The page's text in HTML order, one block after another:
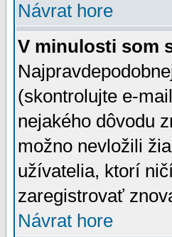
Návrat hore
V minulosti som
(skontrolujte e-
nejakého dôvodu
možno nevložili
užívatelia, ktorí
zaregistrovať
Návrat hore